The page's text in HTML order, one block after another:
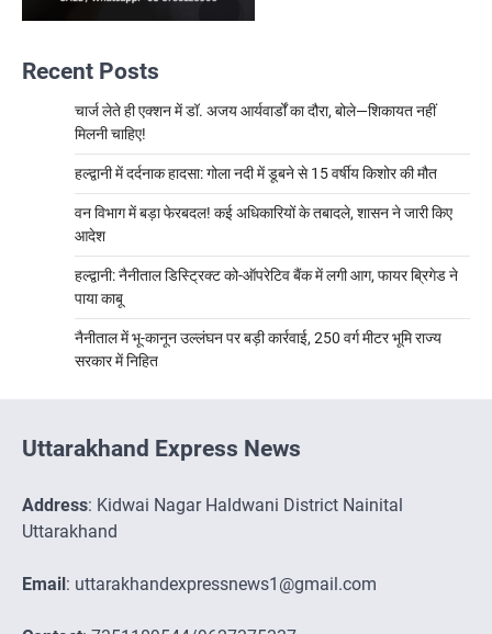
Recent Posts
चार्ज लेते ही एक्शन में डॉ. अजय आर्यवार्डों का दौरा, बोले—शिकायत नहीं
मिलनी चाहिए!
हल्द्वानी में दर्दनाक हादसा: गोला नदी में डूबने से 15 वर्षीय किशोर की मौत
वन विभाग में बड़ा फेरबदल! कई अधिकारियों के तबादले, शासन ने जारी किए
आदेश
हल्द्वानी: नैनीताल डिस्ट्रिक्ट को-ऑपरेटिव बैंक में लगी आग, फायर ब्रिगेड ने
पाया काबू
नैनीताल में भू-कानून उल्लंघन पर बड़ी कार्रवाई, 250 वर्ग मीटर भूमि राज्य
सरकार में निहित
Uttarakhand Express News
Address: Kidwai Nagar Haldwani District Nainital
Uttarakhand
Email: uttarakhandexpressnews1@gmail.com